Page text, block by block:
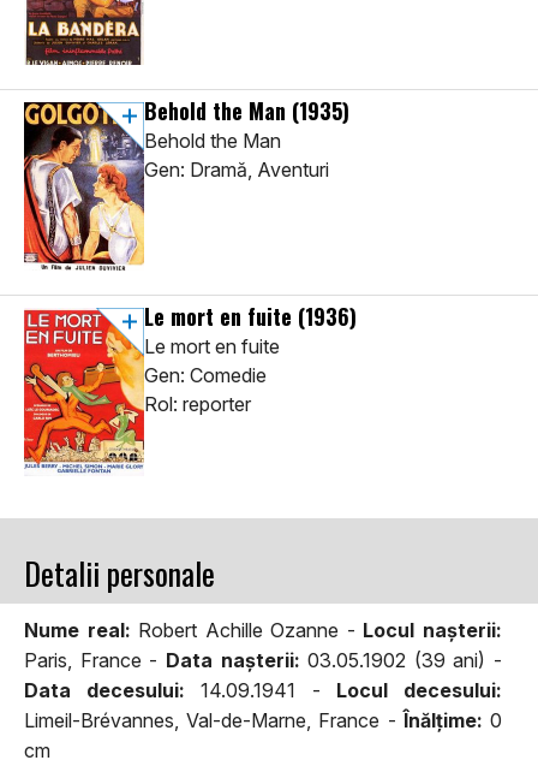
Behold the Man (1935)
Behold the Man
Gen: Dramă, Aventuri
Le mort en fuite (1936)
Le mort en fuite
Gen: Comedie
Rol: reporter
Detalii personale
Nume real: Robert Achille Ozanne - Locul naşterii:
Paris, France - Data naşterii: 03.05.1902 (39 ani) -
Data decesului: 14.09.1941 - Locul decesului:
Limeil-Brévannes, Val-de-Marne, France - Înălţime: 0
cm